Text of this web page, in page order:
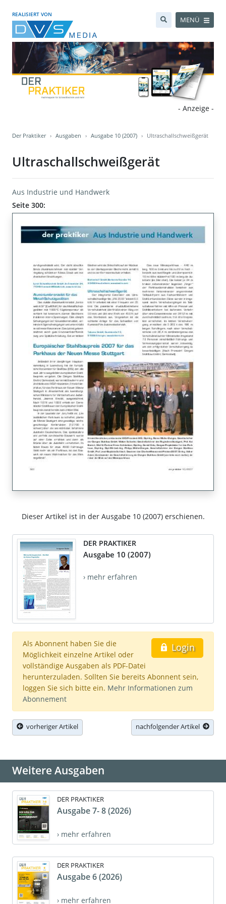
REALISIERT VON
MENÜ
- Anzeige -
Der Praktiker Ausgaben Ausgabe 10 (2007) Ultraschallschweißgerät
Ultraschallschweißgerät
Aus Industrie und Handwerk
Seite 300:
Dieser Artikel ist in der Ausgabe 10 (2007) erschienen.
DER PRAKTIKER
Ausgabe 10 (2007)
› mehr erfahren
Login
Als Abonnent haben Sie die
Möglichkeit einzelne Artikel oder
vollständige Ausgaben als PDF-Datei
herunterzuladen. Sollten Sie bereits Abonnent sein,
loggen Sie sich bitte ein. Mehr Informationen zum
Abonnement
vorheriger Artikel nachfolgender Artikel
Weitere Ausgaben
DER PRAKTIKER
Ausgabe 7- 8 (2026)
› mehr erfahren
DER PRAKTIKER
Ausgabe 6 (2026)
› mehr erfahren